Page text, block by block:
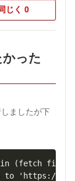
じく 0
った
ましたが下